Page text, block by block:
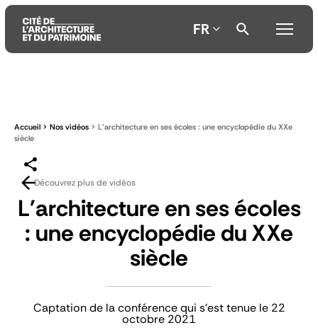
contenu
principal
menu
principal
recherche
FR
Accueil Nos vidéos
L'architecture en ses écoles : une encyclopédie du XXe
siècle
Découvrez plus de vidéos
L'architecture en ses écoles
: une encyclopédie du XXe
siècle
Captation de la conférence qui s'est tenue le 22
octobre 2021